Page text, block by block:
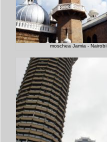
moschea Jamia - Nairobi